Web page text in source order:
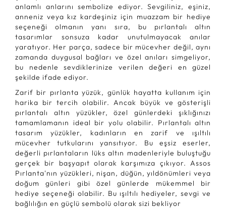
anlamlı anlarını sembolize ediyor. Sevgiliniz, eşiniz,
anneniz veya kız kardeşiniz için muazzam bir hediye
seçeneği olmanın yanı sıra, bu pırlantalı altın
tasarımlar sonsuza kadar unutulmayacak anılar
yaratıyor. Her parça, sadece bir mücevher değil, aynı
zamanda duygusal bağları ve özel anıları simgeliyor,
bu nedenle sevdiklerinize verilen değeri en güzel
şekilde ifade ediyor.
Zarif bir pırlanta yüzük, günlük hayatta kullanım için
harika bir tercih olabilir. Ancak büyük ve gösterişli
pırlantalı altın yüzükler, özel günlerdeki şıklığınızı
tamamlamanın ideal bir yolu olabilir. Pırlantalı altın
tasarım yüzükler, kadınların en zarif ve ışıltılı
mücevher tutkularını yansıtıyor. Bu eşsiz eserler,
değerli pırlantaların lüks altın madenleriyle buluştuğu
gerçek bir başyapıt olarak karşımıza çıkıyor. Assos
Pırlanta'nın yüzükleri, nişan, düğün, yıldönümleri veya
doğum günleri gibi özel günlerde mükemmel bir
hediye seçeneği olabilir. Bu ışıltılı hediyeler, sevgi ve
bağlılığın en güçlü sembolü olarak sizi bekliyor